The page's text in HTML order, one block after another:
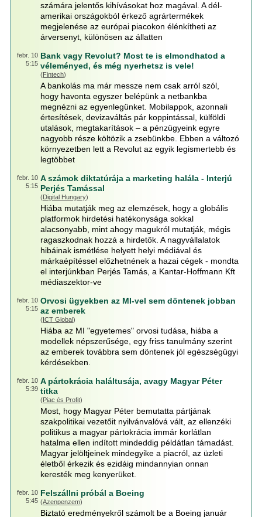
számára jelentős kihívásokat hoz magával. A dél-
amerikai országokból érkező agrártermékek
megjelenése az európai piacokon élénkítheti az
árversenyt, különösen az állatten
febr. 10
5:15
Bank vagy Revolut? Most te is elmondhatod a
véleményed, és még nyerhetsz is vele!
(Fintech)
A bankolás ma már messze nem csak arról szól,
hogy havonta egyszer belépünk a netbankba
megnézni az egyenlegünket. Mobilappok, azonnali
értesítések, devizaváltás pár koppintással, külföldi
utalások, megtakarítások – a pénzügyeink egyre
nagyobb része költözik a zsebünkbe. Ebben a változó
környezetben lett a Revolut az egyik legismertebb és
legtöbbet
febr. 10
5:15
A számok diktatúrája a marketing halála - Interjú
Perjés Tamással
(Digital Hungary)
Hiába mutatják meg az elemzések, hogy a globális
platformok hirdetési hatékonysága sokkal
alacsonyabb, mint ahogy magukról mutatják, mégis
ragaszkodnak hozzá a hirdetők. A nagyvállalatok
hibáinak ismétlése helyett helyi médiával és
márkaépítéssel előzhetnének a hazai cégek - mondta
el interjúnkban Perjés Tamás, a Kantar-Hoffmann Kft
médiaszektor-ve
febr. 10
5:15
Orvosi ügyekben az MI-vel sem döntenek jobban
az emberek
(ICT Global)
Hiába az MI "egyetemes" orvosi tudása, hiába a
modellek népszerűsége, egy friss tanulmány szerint
az emberek továbbra sem döntenek jól egészségügyi
kérdésekben.
febr. 10
5:39
A pártokrácia haláltusája, avagy Magyar Péter
titka
(Piac és Profit)
Most, hogy Magyar Péter bemutatta pártjának
szakpolitikai vezetőit nyilvánvalóvá vált, az ellenzéki
politikus a magyar pártokrácia immár korlátlan
hatalma ellen indított mindeddig példátlan támadást.
Magyar jelöltjeinek mindegyike a piacról, az üzleti
életből érkezik és ezidáig mindannyian onnan
keresték meg kenyerüket.
febr. 10
5:45
Felszállni próbál a Boeing
(Azenpenzem)
Biztató eredményekről számolt be a Boeing január